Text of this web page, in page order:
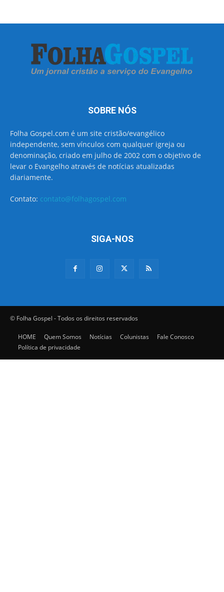
SOBRE NÓS
Folha Gospel.com é um site cristão/evangélico
independente, sem vínculos com qualquer igreja ou
denominação, criado em julho de 2002 com o objetivo de
levar o Evangelho através de notícias atualizadas
diariamente.
Contato: contato@folhagospel.com
SIGA-NOS
© Folha Gospel - Todos os direitos reservados
HOME Quem Somos Notícias Colunistas
Fale Conosco
Política de privacidade